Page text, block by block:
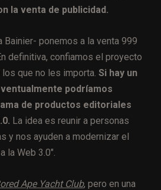
la venta de publicidad.
Bainier- ponemos a la venta 999
definitiva, confiamos el proyecto
que no les importa. Si hay un
podríamos
de productos editoriales
La idea es reunir a personas
y nos ayuden a modernizar el
la Web 3.0″.
Ape Yacht Club, pero en una